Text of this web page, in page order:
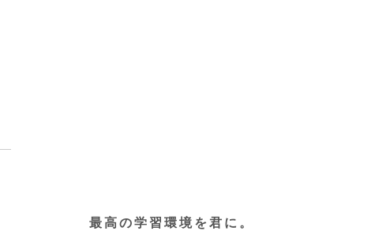
最高の学習環境を君に。